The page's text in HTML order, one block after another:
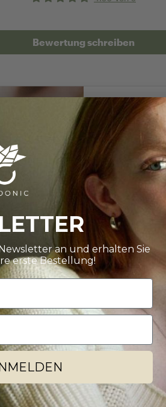
Bewertung schreiben
Die
an und erhalten Sie
erste Bestellung!